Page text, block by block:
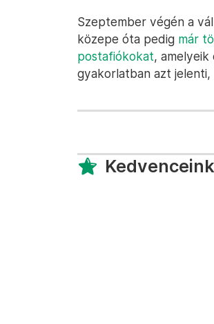
Szeptember végén a
közepe óta pedig már
postafiókokat,
gyakorlatban azt
Kedvenceink